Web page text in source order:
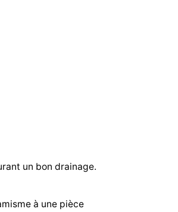
un bon drainage.
à une pièce